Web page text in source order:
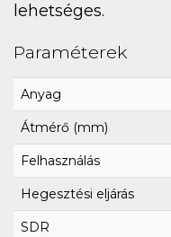
lehetséges.
Paraméterek
Anyag
Átmérő (mm)
Felhasználás
Hegesztési eljárás
SDR